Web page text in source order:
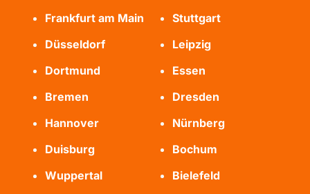
Frankfurt am Main
Stuttgart
Düsseldorf
Leipzig
Dortmund
Essen
Bremen
Dresden
Hannover
Nürnberg
Duisburg
Bochum
Wuppertal
Bielefeld